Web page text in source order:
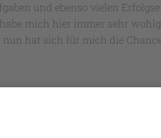
und ebenso vielen
mich hier immer sehr
hat sich für mich die
der sportliche
verbindet.
ausgeprägte Begeisterung für